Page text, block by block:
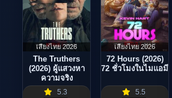
เสียงไทย 2026
The Truthers
(2026) ผู้แสวงหา
ความจริง
5.3
เสียงไทย 2026
72 Hours (2026)
72 ชั่วโมงในไมแอมี
5.5